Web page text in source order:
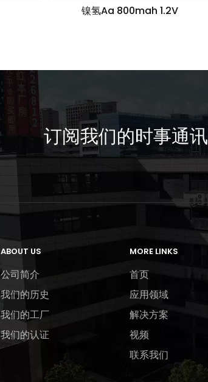
镍氢Aa 800mah 1.2V
订阅我们的时事通讯
ABOUT US
公司简介
我们的历史
我们的工厂
我们的认证
MORE LINKS
首页
应用领域
解决方案
视频
联系我们